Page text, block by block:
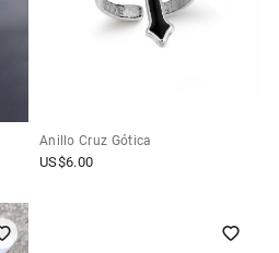
Anillo Cruz Gótica
US$6.00